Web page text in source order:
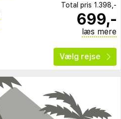
Total pris 1.398,-
699,-
læs mere
Vælg rejse